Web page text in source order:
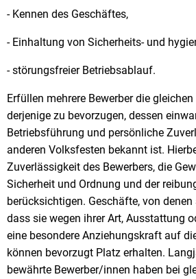
- Kennen des Geschäftes,
- Einhaltung von Sicherheits- und
- störungsfreier Betriebsablauf.
Erfüllen mehrere Bewerber die
derjenige zu bevorzugen, dessen
Betriebsführung und persönliche
anderen Volksfesten bekannt ist.
Zuverlässigkeit des Bewerbers, die
Sicherheit und Ordnung und der
berücksichtigen. Geschäfte, von
dass sie wegen ihrer Art, Ausstattung
eine besondere Anziehungskraft auf
können bevorzugt Platz erhalten.
bewährte Bewerber/innen haben bei